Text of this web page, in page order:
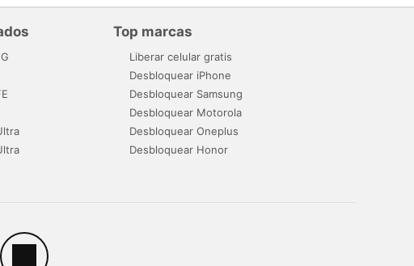
Top marcas
Liberar celular gratis
Desbloquear iPhone
Desbloquear Samsung
Desbloquear Motorola
Desbloquear Oneplus
Desbloquear Honor